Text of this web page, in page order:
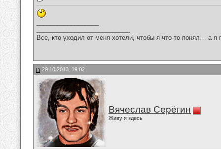
Все, кто уходил от меня хотели, чтобы я что-то понял… а
29.10.2013, 19:02
Вячеслав Серёгин
Живу я здесь